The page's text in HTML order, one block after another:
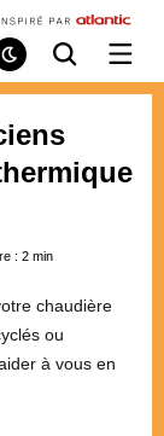
Mode
de
Recherche
/
: 2 min
chaudière
ou
à vous en